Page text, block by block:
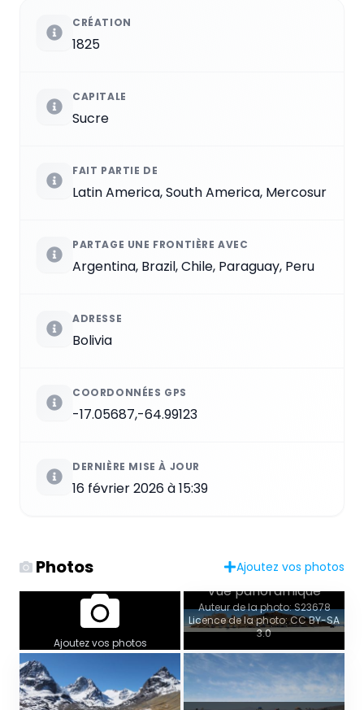
CRÉATION
1825
CAPITALE
Sucre
FAIT PARTIE DE
Latin America, South America, Mercosur
PARTAGE UNE FRONTIÈRE AVEC
Argentina, Brazil, Chile, Paraguay, Peru
ADRESSE
Bolivia
COORDONNÉES GPS
-17.05687,-64.99123
DERNIÈRE MISE À JOUR
16 février 2026 à 15:39
Photos Ajoutez vos photos
Ajoutez vos photos
Vue panoramique
Auteur de la photo: S23678
Licence de la photo: CC BY-SA
3.0